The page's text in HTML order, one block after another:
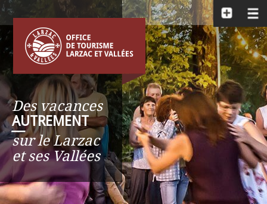
Des vacances
AUTREMENT
__
sur le Larzac
et ses Vallées